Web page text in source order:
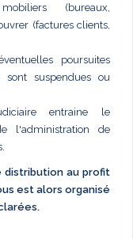
(bureaux,
(factures clients,
poursuites
suspendues ou
entraine le
l'administration de
distribution au profit
est alors organisé